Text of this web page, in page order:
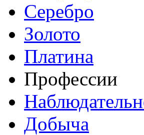
Серебро
Золото
Платина
Профессии
Добыча